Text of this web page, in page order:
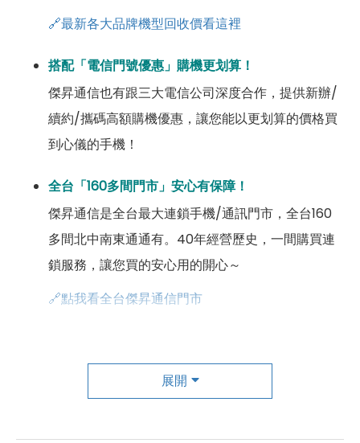
🔗最新各大品牌機型回收價看這裡
搭配「電信門號優惠」購機更划算！
傑昇通信也有跟三大電信公司深度合作，提供新辦/
續約/攜碼高額購機優惠，讓您能以更划算的價格買
到心儀的手機！
全台「160多間門市」安心有保障！
傑昇通信是全台最大連鎖手機/通訊門市，全台160
多間北中南東通通有。40年經營歷史，一間購買連
鎖服務，讓您買的安心用的開心～
🔗點我看全台傑昇通信門市
傑昇尊榮會員除了可以「消費集點兌換商品」，每半
年還有「200元配件購物金」，每年再送「VIP生日
展開